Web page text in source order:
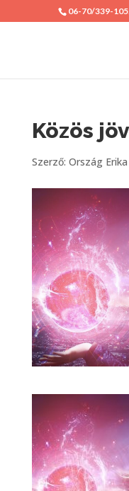
06-70/339-
Közös
Szerző: Ország Erika